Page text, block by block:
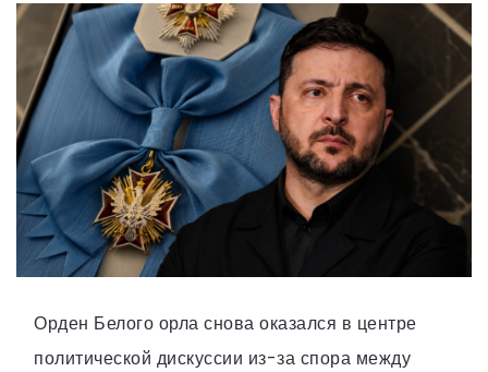
Орден Белого орла снова оказался в центре
политической дискуссии из-за спора между